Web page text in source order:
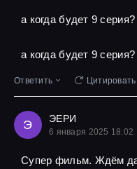
а когда будет 9
а когда будет 9
Ответить Цитировать
Э ЭЕРИ
6 января 2025 18:02
Супер фильм. Ждём